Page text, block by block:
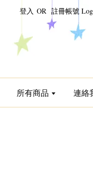
登入 OR 註冊帳號
所有商品 連絡